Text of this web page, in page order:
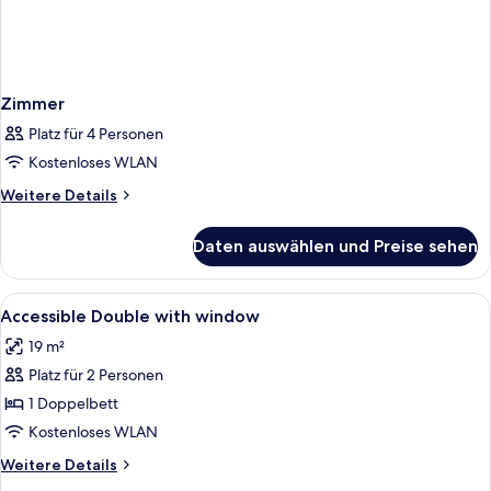
Zimmer
Platz für 4 Personen
Kostenloses WLAN
Weitere Details
Weitere
Daten auswählen und Preise sehen
Alle
Fotos
für
Accessible
Double
with
window
anzeigen
Betten mit Memory-Foam-
9
Accessible Double with window
19 m²
Platz für 2 Personen
1 Doppelbett
Kostenloses WLAN
Weitere Details
Weitere